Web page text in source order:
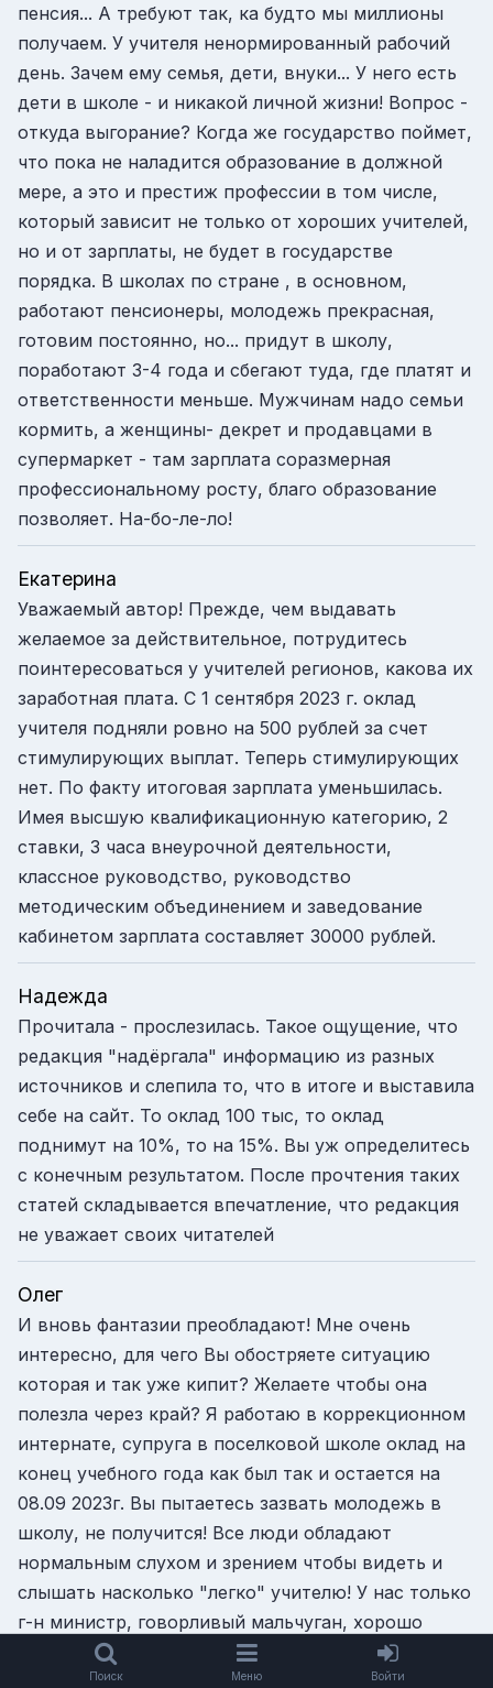
пенсия... А требуют так, ка будто мы миллионы
получаем. У учителя ненормированный рабочий
день. Зачем ему семья, дети, внуки... У него есть
дети в школе - и никакой личной жизни! Вопрос -
откуда выгорание? Когда же государство поймет,
что пока не наладится образование в должной
мере, а это и престиж профессии в том числе,
который зависит не только от хороших учителей,
но и от зарплаты, не будет в государстве
порядка. В школах по стране , в основном,
работают пенсионеры, молодежь прекрасная,
готовим постоянно, но... придут в школу,
поработают 3-4 года и сбегают туда, где платят и
ответственности меньше. Мужчинам надо семьи
кормить, а женщины- декрет и продавцами в
супермаркет - там зарплата соразмерная
профессиональному росту, благо образование
позволяет. На-бо-ле-ло!
Екатерина
Уважаемый автор! Прежде, чем выдавать
желаемое за действительное, потрудитесь
поинтересоваться у учителей регионов, какова их
заработная плата. С 1 сентября 2023 г. оклад
учителя подняли ровно на 500 рублей за счет
стимулирующих выплат. Теперь стимулирующих
нет. По факту итоговая зарплата уменьшилась.
Имея высшую квалификационную категорию, 2
ставки, 3 часа внеурочной деятельности,
классное руководство, руководство
методическим объединением и заведование
кабинетом зарплата составляет 30000 рублей.
Надежда
Прочитала - прослезилась. Такое ощущение, что
редакция "надёргала" информацию из разных
источников и слепила то, что в итоге и выставила
себе на сайт. То оклад 100 тыс, то оклад
поднимут на 10%, то на 15%. Вы уж определитесь
с конечным результатом. После прочтения таких
статей складывается впечатление, что редакция
не уважает своих читателей
Олег
И вновь фантазии преобладают! Мне очень
интересно, для чего Вы обостряете ситуацию
которая и так уже кипит? Желаете чтобы она
полезла через край? Я работаю в коррекционном
интернате, супруга в поселковой школе оклад на
конец учебного года как был так и остается на
08.09 2023г. Вы пытаетесь зазвать молодежь в
школу, не получится! Все люди обладают
нормальным слухом и зрением чтобы видеть и
слышать насколько "легко" учителю! У нас только
г-н министр, говорливый мальчуган, хорошо
умеет рассказывать сказки!
Поиск Меню Войти